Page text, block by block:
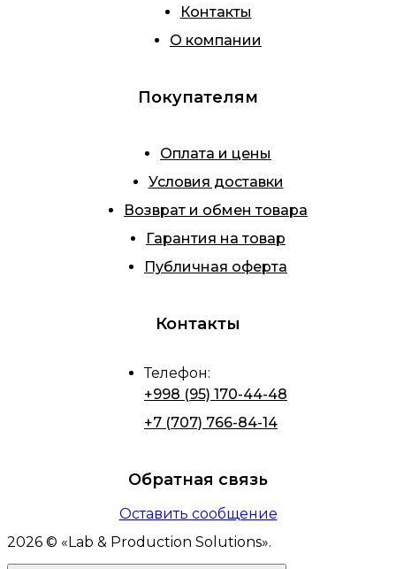
Контакты
О компании
Покупателям
Оплата и цены
Условия доставки
Возврат и обмен товара
Гарантия на товар
Публичная оферта
Контакты
Телефон:
+998 (95) 170-44-48
+7 (707) 766-84-14
Обратная связь
Оставить сообщение
2026 © « Lab & Production Solutions».